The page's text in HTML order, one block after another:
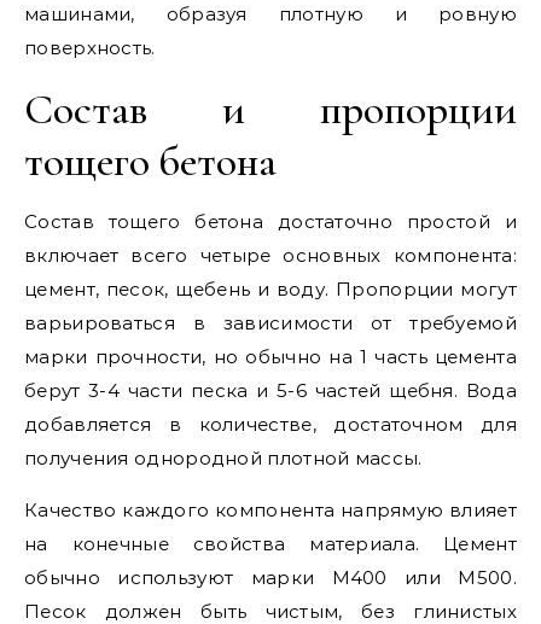
машинами, образуя плотную и ровную
поверхность.
Состав и пропорции
тощего бетона
Состав тощего бетона достаточно простой и
включает всего четыре основных компонента:
цемент, песок, щебень и воду. Пропорции могут
варьироваться в зависимости от требуемой
марки прочности, но обычно на 1 часть цемента
берут 3-4 части песка и 5-6 частей щебня. Вода
добавляется в количестве, достаточном для
получения однородной плотной массы.
Качество каждого компонента напрямую влияет
на конечные свойства материала. Цемент
обычно используют марки М400 или М500.
Песок должен быть чистым, без глинистых